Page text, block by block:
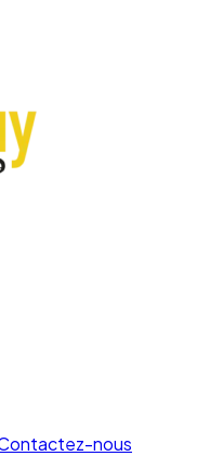
nous